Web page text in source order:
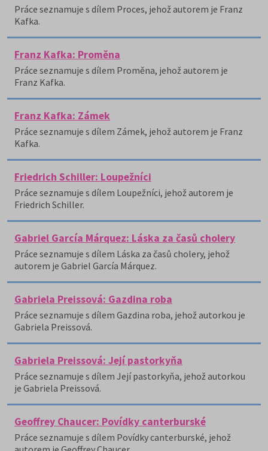
Práce seznamuje s dílem Proces, jehož autorem je Franz
Kafka.
Franz Kafka: Proměna
Práce seznamuje s dílem Proměna, jehož autorem je
Franz Kafka.
Franz Kafka: Zámek
Práce seznamuje s dílem Zámek, jehož autorem je Franz
Kafka.
Friedrich Schiller: Loupežníci
Práce seznamuje s dílem Loupežníci, jehož autorem je
Friedrich Schiller.
Gabriel García Márquez: Láska za časů cholery
Práce seznamuje s dílem Láska za časů cholery, jehož
autorem je Gabriel García Márquez.
Gabriela Preissová: Gazdina roba
Práce seznamuje s dílem Gazdina roba, jehož autorkou je
Gabriela Preissová.
Gabriela Preissová: Její pastorkyňa
Práce seznamuje s dílem Její pastorkyňa, jehož autorkou
je Gabriela Preissová.
Geoffrey Chaucer: Povídky canterburské
Práce seznamuje s dílem Povídky canterburské, jehož